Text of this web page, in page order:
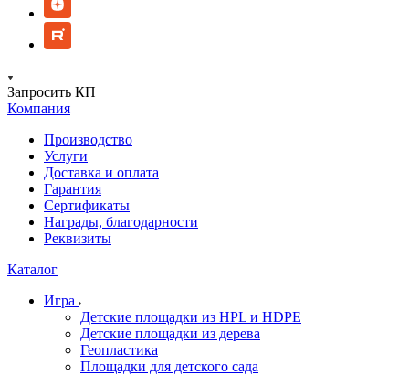
Запросить КП
Компания
Производство
Услуги
Доставка и оплата
Гарантия
Сертификаты
Награды, благодарности
Реквизиты
Каталог
Игра
Детские площадки из HPL и HDPE
Детские площадки из дерева
Геопластика
Площадки для детского сада